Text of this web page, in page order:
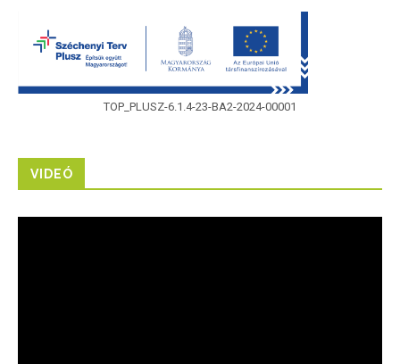
TOP_PLUSZ-6.1.4-23-BA2-2024-00001
VIDEÓ